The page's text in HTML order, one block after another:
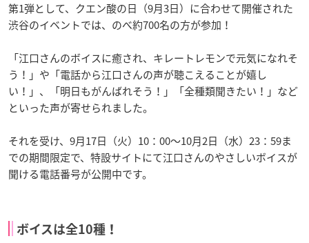
第1弾として、クエン酸の日（9月3日）に合わせて開催された
渋谷のイベントでは、のべ約700名の方が参加！
「江口さんのボイスに癒され、キレートレモンで元気になれそ
う！」や「電話から江口さんの声が聴こえることが嬉し
い！」、「明日もがんばれそう！」「全種類聞きたい！」など
といった声が寄せられました。
それを受け、9月17日（火）10：00〜10月2日（水）23：59ま
での期間限定で、特設サイトにて江口さんのやさしいボイスが
聞ける電話番号が公開中です。
ボイスは全10種！